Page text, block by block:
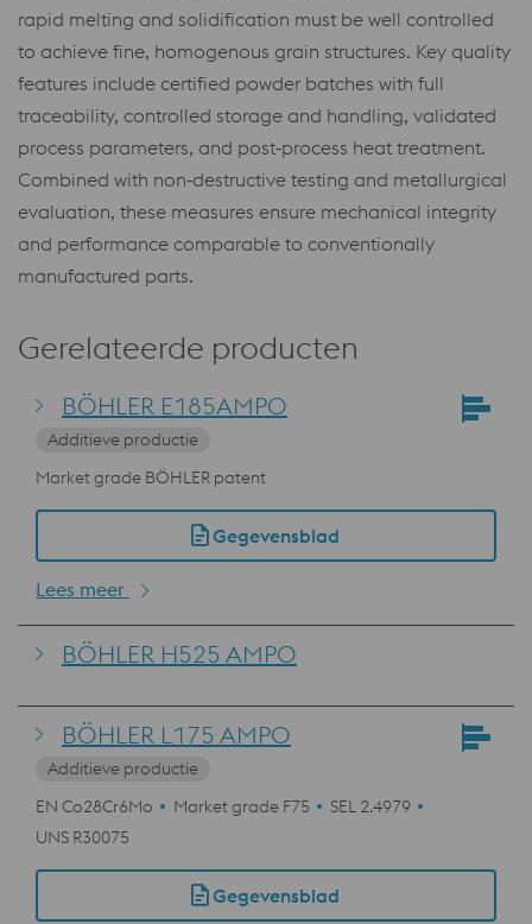
rapid melting and solidification must be well controlled
to achieve fine, homogenous grain structures. Key quality
features include certified powder batches with full
traceability, controlled storage and handling, validated
process parameters, and post‑process heat treatment.
Combined with non‑destructive testing and metallurgical
evaluation, these measures ensure mechanical integrity
and performance comparable to conventionally
manufactured parts.
Gerelateerde producten
BÖHLER E185AMPO
Additieve productie
Market grade BÖHLER patent
Gegevensblad
Lees meer
BÖHLER H525 AMPO
BÖHLER L175 AMPO
Additieve productie
EN Co28Cr6Mo
Market grade F75
SEL 2.4979
UNS R30075
Gegevensblad